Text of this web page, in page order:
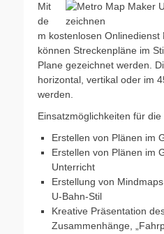
Mit
de
m kostenlosen
können Streckenpläne im
Plane gezeichnet werden.
horizontal, vertikal oder im
werden.
Einsatzmöglichkeiten für
Erstellen von Plänen im
Erstellen von Plänen im
Unterricht
Erstellung von
U-Bahn-Stil
Kreative Präsentation
Zusammenhänge,